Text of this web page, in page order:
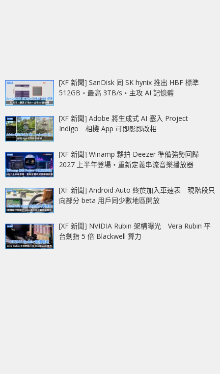
[XF 新聞] SanDisk 同 SK hynix 推出 HBF 標準
512GB‧最高 3TB/s‧主攻 AI 記憶體
[XF 新聞] Adobe 將生成式 AI 塞入 Project
Indigo 相機 App 可即影即改相
[XF 新聞] Winamp 夥拍 Deezer 準備強勢回歸
2027 上半年登場‧重新定義串流音樂播放器
[XF 新聞] Android Auto 終於加入車速表 現階段只
向部分 beta 用戶同少數地區開放
[XF 新聞] NVIDIA Rubin 架構曝光 Vera Rubin 平
台劍指 5 倍 Blackwell 算力